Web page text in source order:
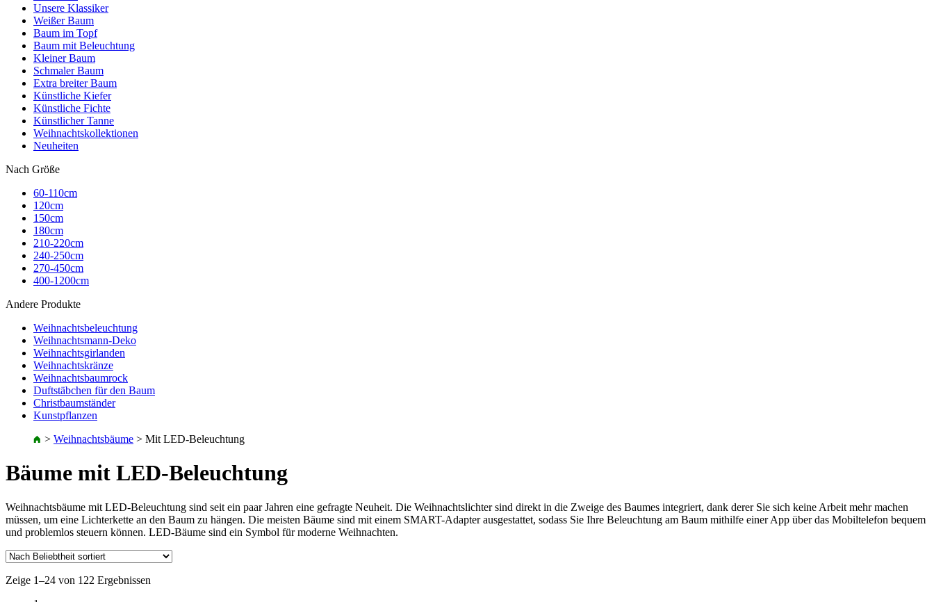
Unsere Klassiker
Weißer Baum
Baum im Topf
Baum mit Beleuchtung
Kleiner Baum
Schmaler Baum
Extra breiter Baum
Künstliche Kiefer
Künstliche Fichte
Künstlicher Tanne
Weihnachtskollektionen
Neuheiten
Nach Größe
60-110cm
120cm
150cm
180cm
210-220cm
240-250cm
270-450cm
400-1200cm
Andere Produkte
Weihnachtsbeleuchtung
Weihnachtsmann-Deko
Weihnachtsgirlanden
Weihnachtskränze
Weihnachtsbaumrock
Duftstäbchen für den Baum
Christbaumständer
Kunstpflanzen
> Weihnachtsbäume > Mit LED-Beleuchtung
Bäume mit LED-Beleuchtung
Weihnachtsbäume mit LED-Beleuchtung sind seit ein paar Jahren eine gefragte Neuheit. Die Weihnachtslichter sind direkt in die Zweige des Baumes integriert, dank derer Sie sich keine Arbeit mehr machen
müssen, um eine Lichterkette an den Baum zu hängen. Die meisten Bäume sind mit einem SMART-Adapter ausgestattet, sodass Sie Ihre Beleuchtung am Baum mithilfe einer App über das Mobiltelefon bequem
und problemlos steuern können. LED-Bäume sind ein Symbol für moderne Weihnachten.
Zeige 1–24 von 122 Ergebnissen